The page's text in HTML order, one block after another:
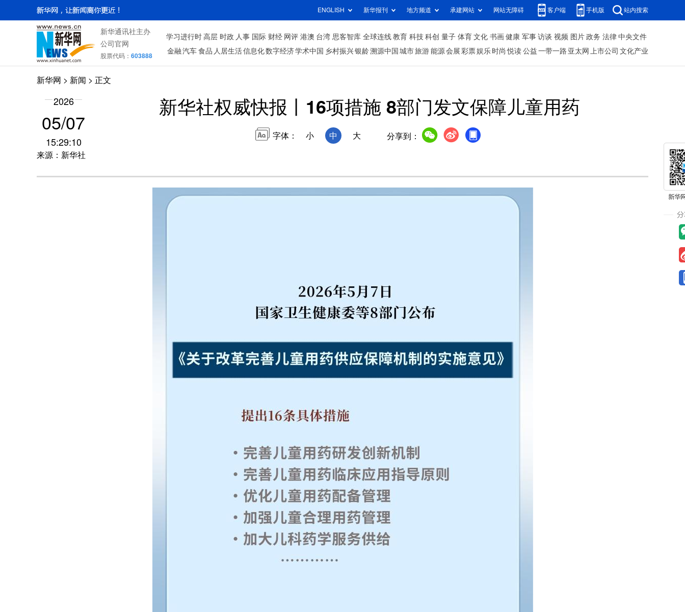
ENGLISH 新华报刊 地方频道 承建网站 网站无障碍 客户端 手机版 站内搜索
新华通讯社主办
公司官网
股票代码： 603888
学习进行时 高层 时政 人事 国际 财经 网评 港澳 台湾 思客智库 全球连线 教育 科技 科创 量子 体育 文化 书画 健康 军事 访谈 视频 图片 政务 法律 中央文件
金融 汽车 食品 人居生活信息化数字经济学术中国 乡村振兴银龄溯源中国 城市旅游 能源 会展 彩票娱乐 时尚 悦读 公益 一带一路 亚太网 上市公司 文化产业
新华网 > 新闻 > 正文
2026
05/07
15:29:10
来源：新华社
新华社权威快报丨16项措施 8部门发文保障儿童用药
字体： 小 中 大 分享到：